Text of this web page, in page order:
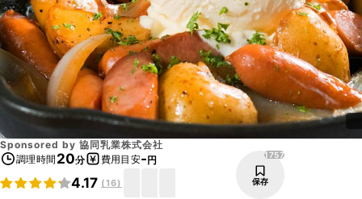
Sponsored by 協同乳業株式会社
調理時間 20分 費用目安-円
4.17 (16)
1757
保存